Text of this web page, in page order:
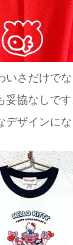
いさだけで
妥協なしで
ザインにな